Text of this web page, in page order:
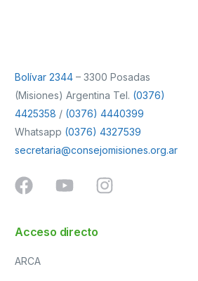
Bolívar 2344 – 3300 Posadas
(Misiones) Argentina Tel. (0376)
4425358 / (0376) 4440399
Whatsapp (0376) 4327539
secretaria@consejomisiones.org.ar
Acceso directo
ARCA